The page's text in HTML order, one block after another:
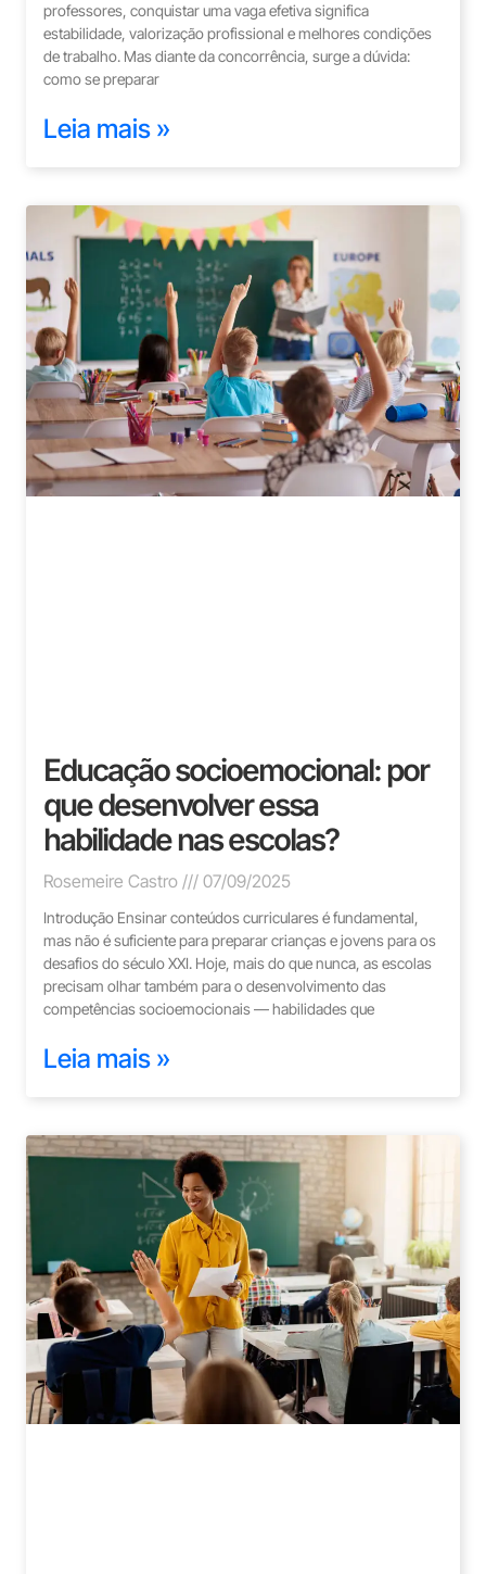
professores, conquistar uma vaga efetiva significa
estabilidade, valorização profissional e melhores condições
de trabalho. Mas diante da concorrência, surge a dúvida:
como se preparar
Leia mais »
Educação socioemocional: por
que desenvolver essa
habilidade nas escolas?
Rosemeire Castro 07/09/2025
Introdução Ensinar conteúdos curriculares é fundamental,
mas não é suficiente para preparar crianças e jovens para os
desafios do século XXI. Hoje, mais do que nunca, as escolas
precisam olhar também para o desenvolvimento das
competências socioemocionais — habilidades que
Leia mais »